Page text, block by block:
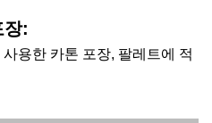
장:
용한 카톤 포장, 팔레트에 적